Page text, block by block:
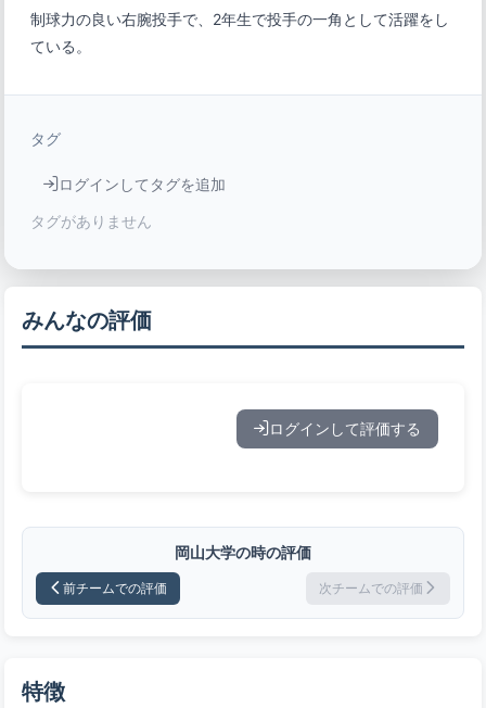
制球力の良い右腕投手で、2年生で投手の一角として活躍をし
ている。
タグ
ログインしてタグを追加
タグがありません
みんなの評価
ログインして評価する
岡山大学の時の評価
前チームでの評価 次チームでの評価
特徴